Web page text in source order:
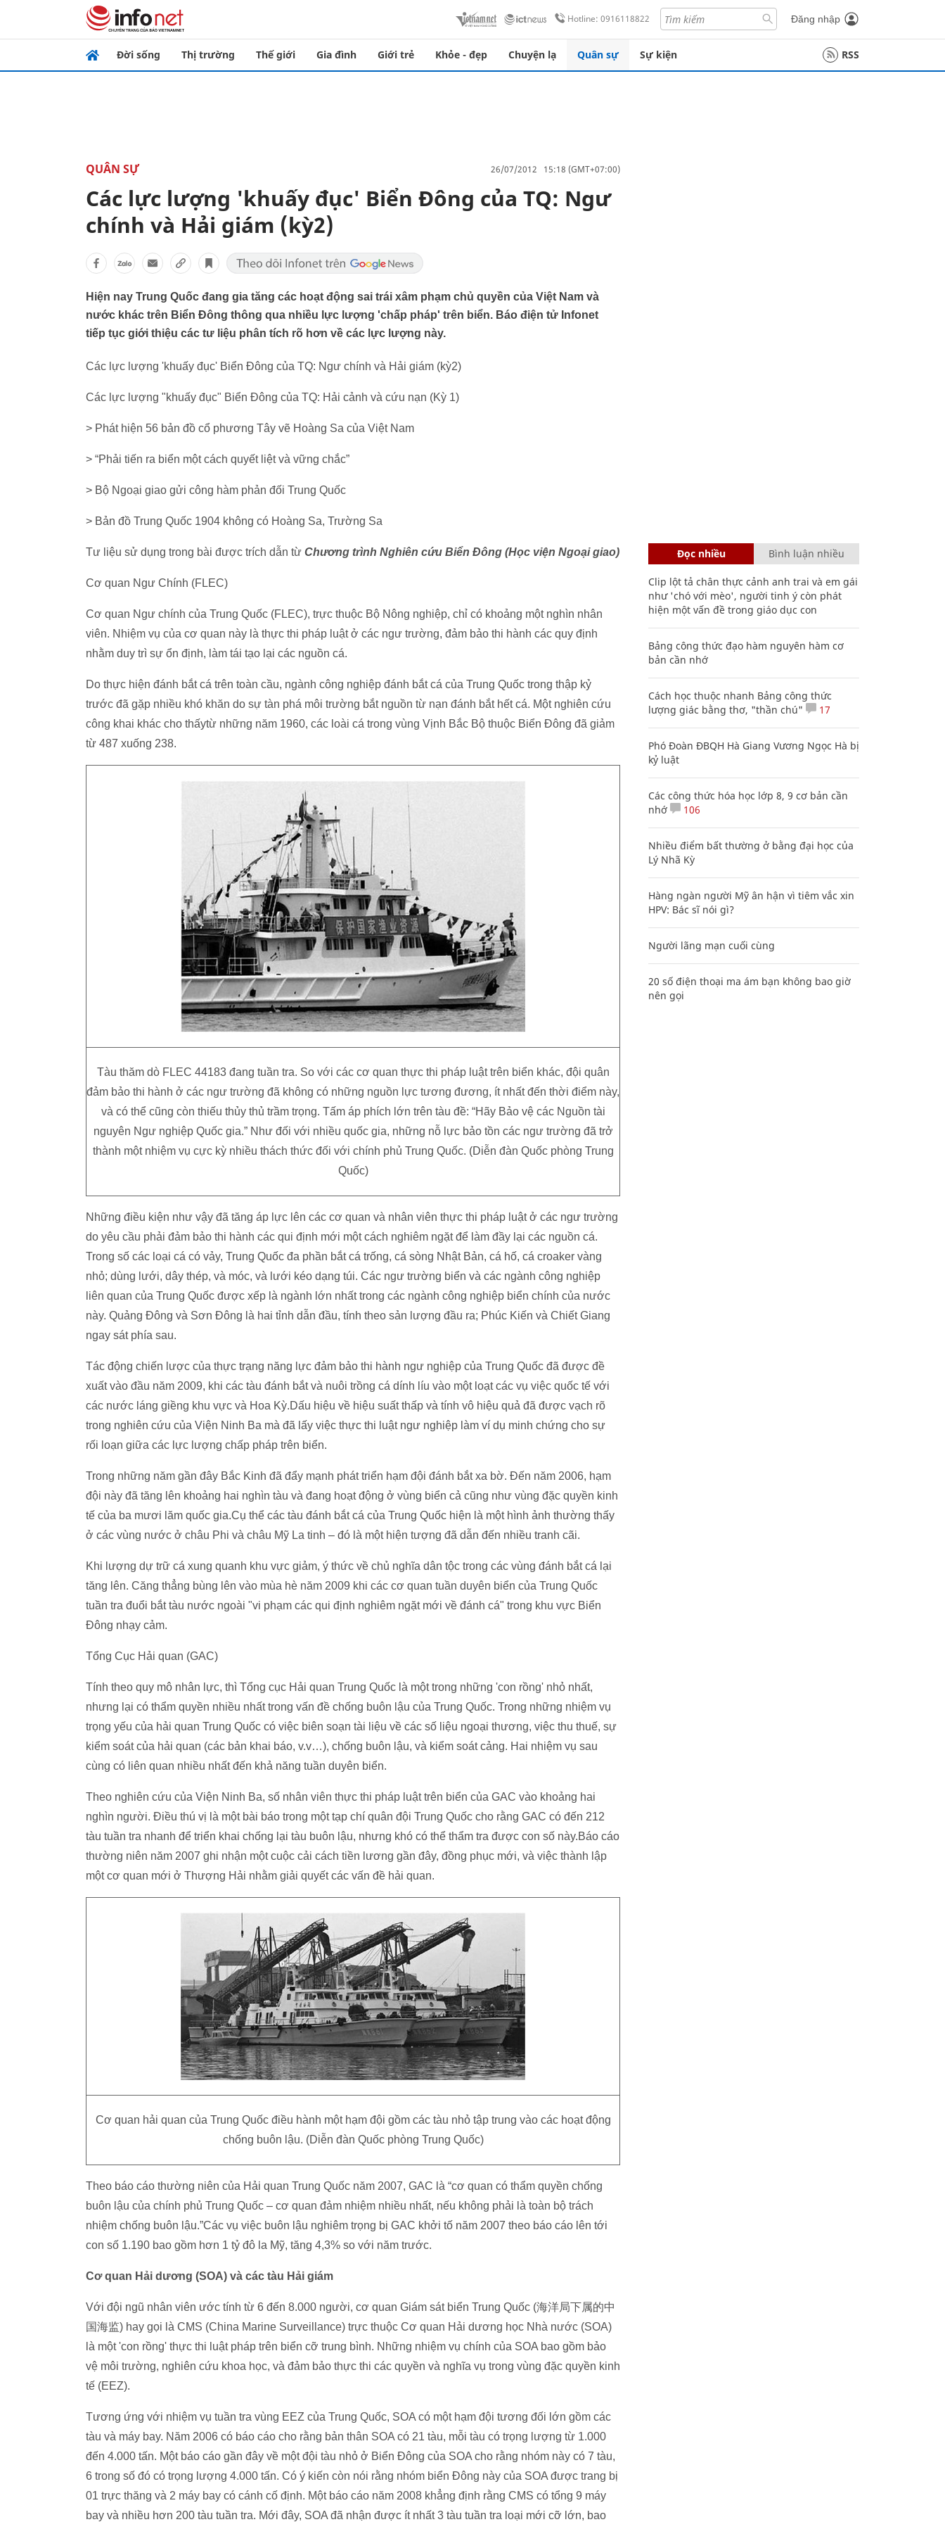
Hotline: 0916118822 Đăng nhập
Đời sống Thị trường Thế giới Gia đình Giới trẻ Khỏe - đẹp Chuyện lạ Quân sự Sự kiện RSS
QUÂN SỰ 26/07/2012 15:18 (GMT+07:00)
Các lực lượng 'khuấy đục' Biển Đông của TQ: Ngư
chính và Hải giám (kỳ2)
Hiện nay Trung Quốc đang gia tăng các hoạt động sai trái xâm phạm chủ quyền của Việt Nam và
nước khác trên Biển Đông thông qua nhiều lực lượng 'chấp pháp' trên biển. Báo điện tử Infonet
tiếp tục giới thiệu các tư liệu phân tích rõ hơn về các lực lượng này.
Các lực lượng 'khuấy đục' Biển Đông của TQ: Ngư chính và Hải giám (kỳ2)
Các lực lượng "khuấy đục" Biển Đông của TQ: Hải cảnh và cứu nạn (Kỳ 1)
> Phát hiện 56 bản đồ cổ phương Tây vẽ Hoàng Sa của Việt Nam
> “Phải tiến ra biển một cách quyết liệt và vững chắc”
> Bộ Ngoại giao gửi công hàm phản đối Trung Quốc
> Bản đồ Trung Quốc 1904 không có Hoàng Sa, Trường Sa
Tư liệu sử dụng trong bài được trích dẫn từ Chương trình Nghiên cứu Biển Đông (Học viện Ngoại giao)
Cơ quan Ngư Chính (FLEC)
Cơ quan Ngư chính của Trung Quốc (FLEC), trực thuộc Bộ Nông nghiệp, chỉ có khoảng một nghìn nhân
viên. Nhiệm vụ của cơ quan này là thực thi pháp luật ở các ngư trường, đảm bảo thi hành các quy định
nhằm duy trì sự ổn định, làm tái tạo lại các nguồn cá.
Do thực hiện đánh bắt cá trên toàn cầu, ngành công nghiệp đánh bắt cá của Trung Quốc trong thập kỷ
trước đã gặp nhiều khó khăn do sự tàn phá môi trường bắt nguồn từ nạn đánh bắt hết cá. Một nghiên cứu
công khai khác cho thấytừ những năm 1960, các loài cá trong vùng Vịnh Bắc Bộ thuộc Biển Đông đã giảm
từ 487 xuống 238.
Tàu thăm dò FLEC 44183 đang tuần tra. So với các cơ quan thực thi pháp luật trên biển khác, đội quân
đảm bảo thi hành ở các ngư trường đã không có những nguồn lực tương đương, ít nhất đến thời điểm này,
và có thể cũng còn thiếu thủy thủ trầm trọng. Tấm áp phích lớn trên tàu đề: “Hãy Bảo vệ các Nguồn tài
nguyên Ngư nghiệp Quốc gia.” Như đối với nhiều quốc gia, những nỗ lực bảo tồn các ngư trường đã trở
thành một nhiệm vụ cực kỳ nhiều thách thức đối với chính phủ Trung Quốc. (Diễn đàn Quốc phòng Trung
Quốc)
Những điều kiện như vậy đã tăng áp lực lên các cơ quan và nhân viên thực thi pháp luật ở các ngư trường
do yêu cầu phải đảm bảo thi hành các qui định mới một cách nghiêm ngặt để làm đầy lại các nguồn cá.
Trong số các loại cá có vảy, Trung Quốc đa phần bắt cá trống, cá sòng Nhật Bản, cá hố, cá croaker vàng
nhỏ; dùng lưới, dây thép, và móc, và lưới kéo dạng túi. Các ngư trường biển và các ngành công nghiệp
liên quan của Trung Quốc được xếp là ngành lớn nhất trong các ngành công nghiệp biển chính của nước
này. Quảng Đông và Sơn Đông là hai tỉnh dẫn đầu, tính theo sản lượng đầu ra; Phúc Kiến và Chiết Giang
ngay sát phía sau.
Tác động chiến lược của thực trạng năng lực đảm bảo thi hành ngư nghiệp của Trung Quốc đã được đề
xuất vào đầu năm 2009, khi các tàu đánh bắt và nuôi trồng cá dính líu vào một loạt các vụ việc quốc tế với
các nước láng giềng khu vực và Hoa Kỳ.Dấu hiệu về hiệu suất thấp và tính vô hiệu quả đã được vạch rõ
trong nghiên cứu của Viện Ninh Ba mà đã lấy việc thực thi luật ngư nghiệp làm ví dụ minh chứng cho sự
rối loạn giữa các lực lượng chấp pháp trên biển.
Trong những năm gần đây Bắc Kinh đã đẩy mạnh phát triển hạm đội đánh bắt xa bờ. Đến năm 2006, hạm
đội này đã tăng lên khoảng hai nghìn tàu và đang hoạt động ở vùng biển cả cũng như vùng đặc quyền kinh
tế của ba mươi lăm quốc gia.Cụ thể các tàu đánh bắt cá của Trung Quốc hiện là một hình ảnh thường thấy
ở các vùng nước ở châu Phi và châu Mỹ La tinh – đó là một hiện tượng đã dẫn đến nhiều tranh cãi.
Khi lượng dự trữ cá xung quanh khu vực giảm, ý thức về chủ nghĩa dân tộc trong các vùng đánh bắt cá lại
tăng lên. Căng thẳng bùng lên vào mùa hè năm 2009 khi các cơ quan tuần duyên biển của Trung Quốc
tuần tra đuổi bắt tàu nước ngoài "vi phạm các qui định nghiêm ngặt mới về đánh cá" trong khu vực Biển
Đông nhạy cảm.
Tổng Cục Hải quan (GAC)
Tính theo quy mô nhân lực, thì Tổng cục Hải quan Trung Quốc là một trong những 'con rồng' nhỏ nhất,
nhưng lại có thẩm quyền nhiều nhất trong vấn đề chống buôn lậu của Trung Quốc. Trong những nhiệm vụ
trọng yếu của hải quan Trung Quốc có việc biên soạn tài liệu về các số liệu ngoại thương, việc thu thuế, sự
kiểm soát của hải quan (các bản khai báo, v.v…), chống buôn lậu, và kiểm soát cảng. Hai nhiệm vụ sau
cùng có liên quan nhiều nhất đến khả năng tuần duyên biển.
Theo nghiên cứu của Viện Ninh Ba, số nhân viên thực thi pháp luật trên biển của GAC vào khoảng hai
nghìn người. Điều thú vị là một bài báo trong một tạp chí quân đội Trung Quốc cho rằng GAC có đến 212
tàu tuần tra nhanh để triển khai chống lại tàu buôn lậu, nhưng khó có thể thẩm tra được con số này.Báo cáo
thường niên năm 2007 ghi nhận một cuộc cải cách tiền lương gần đây, đồng phục mới, và việc thành lập
một cơ quan mới ở Thượng Hải nhằm giải quyết các vấn đề hải quan.
Cơ quan hải quan của Trung Quốc điều hành một hạm đội gồm các tàu nhỏ tập trung vào các hoạt động
chống buôn lậu. (Diễn đàn Quốc phòng Trung Quốc)
Theo báo cáo thường niên của Hải quan Trung Quốc năm 2007, GAC là “cơ quan có thẩm quyền chống
buôn lậu của chính phủ Trung Quốc – cơ quan đảm nhiệm nhiều nhất, nếu không phải là toàn bộ trách
nhiệm chống buôn lậu.”Các vụ việc buôn lậu nghiêm trọng bị GAC khởi tố năm 2007 theo báo cáo lên tới
con số 1.190 bao gồm hơn 1 tỷ đô la Mỹ, tăng 4,3% so với năm trước.
Cơ quan Hải dương (SOA) và các tàu Hải giám
Với đội ngũ nhân viên ước tính từ 6 đến 8.000 người, cơ quan Giám sát biển Trung Quốc (海洋局下属的中
国海监) hay gọi là CMS (China Marine Surveillance) trực thuộc Cơ quan Hải dương học Nhà nước (SOA)
là một 'con rồng' thực thi luật pháp trên biển cỡ trung bình. Những nhiệm vụ chính của SOA bao gồm bảo
vệ môi trường, nghiên cứu khoa học, và đảm bảo thực thi các quyền và nghĩa vụ trong vùng đặc quyền kinh
tế (EEZ).
Tương ứng với nhiệm vụ tuần tra vùng EEZ của Trung Quốc, SOA có một hạm đội tương đối lớn gồm các
tàu và máy bay. Năm 2006 có báo cáo cho rằng bản thân SOA có 21 tàu, mỗi tàu có trọng lượng từ 1.000
đến 4.000 tấn. Một báo cáo gần đây về một đội tàu nhỏ ở Biển Đông của SOA cho rằng nhóm này có 7 tàu,
6 trong số đó có trọng lượng 4.000 tấn. Có ý kiến còn nói rằng nhóm biển Đông này của SOA được trang bị
01 trực thăng và 2 máy bay có cánh cố định. Một báo cáo năm 2008 khẳng định rằng CMS có tổng 9 máy
bay và nhiều hơn 200 tàu tuần tra. Mới đây, SOA đã nhận được ít nhất 3 tàu tuần tra loại mới cỡ lớn, bao
Đọc nhiều Bình luận nhiều
Clip lột tả chân thực cảnh anh trai và em gái
như 'chó với mèo', người tinh ý còn phát
hiện một vấn đề trong giáo dục con
Bảng công thức đạo hàm nguyên hàm cơ
bản cần nhớ
Cách học thuộc nhanh Bảng công thức
lượng giác bằng thơ, "thần chú"
17
Phó Đoàn ĐBQH Hà Giang Vương Ngọc Hà bị
kỷ luật
Các công thức hóa học lớp 8, 9 cơ bản cần
nhớ
106
Nhiều điểm bất thường ở bằng đại học của
Lý Nhã Kỳ
Hàng ngàn người Mỹ ân hận vì tiêm vắc xin
HPV: Bác sĩ nói gì?
Người lãng mạn cuối cùng
20 số điện thoại ma ám bạn không bao giờ
nên gọi